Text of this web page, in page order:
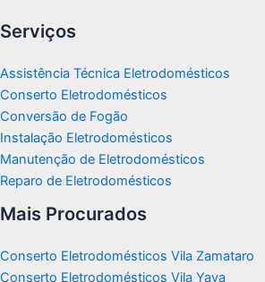
Serviços
Assistência Técnica Eletrodomésticos
Conserto Eletrodomésticos
Conversão de Fogão
Instalação Eletrodomésticos
Manutenção de Eletrodomésticos
Reparo de Eletrodomésticos
Mais Procurados
Conserto Eletrodomésticos Vila Zamataro
Conserto Eletrodomésticos Vila Yaya